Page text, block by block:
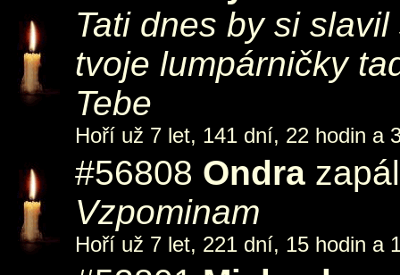
Tati dnes by si
tvoje lumpárničky
Tebe
Hoří už 7 let, 141 dní, 22 hodin a
#56808 Ondra
Vzpominam
Hoří už 7 let, 221 dní, 15 hodin a